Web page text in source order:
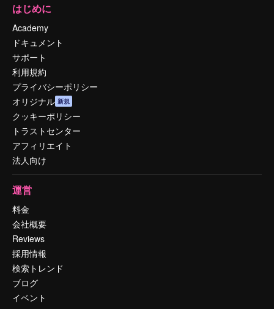
はじめに
Academy
ドキュメント
サポート
利用規約
プライバシーポリシー
オリジナル 新規
クッキーポリシー
トラストセンター
アフィリエイト
法人向け
運営
料金
会社概要
Reviews
採用情報
検索トレンド
ブログ
イベント